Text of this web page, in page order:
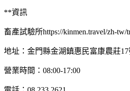
**資訊
畜產試驗所https://kinmen.travel/zh-tw/
地址：金門縣金湖鎮惠民富康農莊17
營業時間： 08:00-17:00